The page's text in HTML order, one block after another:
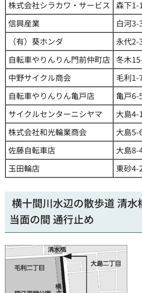
株式会社シラカワ・サービス 森下1-
信興産業
白河3-
（有）葵ホンダ
永代2-
自転車やりんりん門前仲町店 冬木
中野サイクル商会
毛利1-
自転車やりんりん亀戸店
亀戸6-
サイクルセンターニシヤマ
大島4-
株式会社和光輪業商会
大島5-
佐藤自転車店
大島8-
玉田輪店
東砂4-
横十間川水辺の散歩道 清
当面の間 通行止め